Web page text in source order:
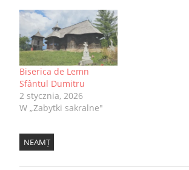
Biserica de Lemn
Sfântul Dumitru
2 stycznia, 2026
W „Zabytki sakralne"
NEAMȚ